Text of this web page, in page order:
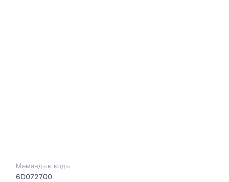
Мамандық коды
6D072700